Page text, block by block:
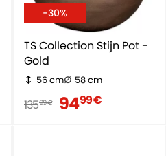
-30%
TS Collection Stijn Pot -
Gold
56 cm 58 cm
13599 € 9499 €